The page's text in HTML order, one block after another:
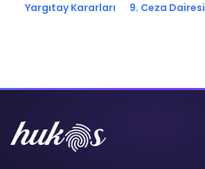
Yargıtay Kararları 9. Ceza Dairesi